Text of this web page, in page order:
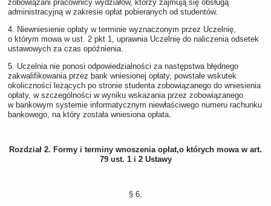
zobowiązani pracownicy wydziałów, którzy zajmują się obsługą
administracyjną w zakresie opłat pobieranych od studentów.
4. Niewniesienie opłaty w terminie wyznaczonym przez Uczelnię,
o którym mowa w ust. 2 pkt 1, uprawnia Uczelnię do naliczenia odsetek
ustawowych za czas opóźnienia.
5. Uczelnia nie ponosi odpowiedzialności za następstwa błędnego
zakwalifikowania przez bank wniesionej opłaty, powstałe wskutek
okoliczności leżących po stronie studenta zobowiązanego do wniesienia
opłaty, w szczególności w wyniku wskazania przez zobowiązanego
w bankowym systemie informatycznym niewłaściwego numeru rachunku
bankowego, na który została wniesiona opłata.
Rozdział 2. Formy i terminy wnoszenia opłat,o których mowa w art.
79 ust. 1 i 2 Ustawy
§ 6.